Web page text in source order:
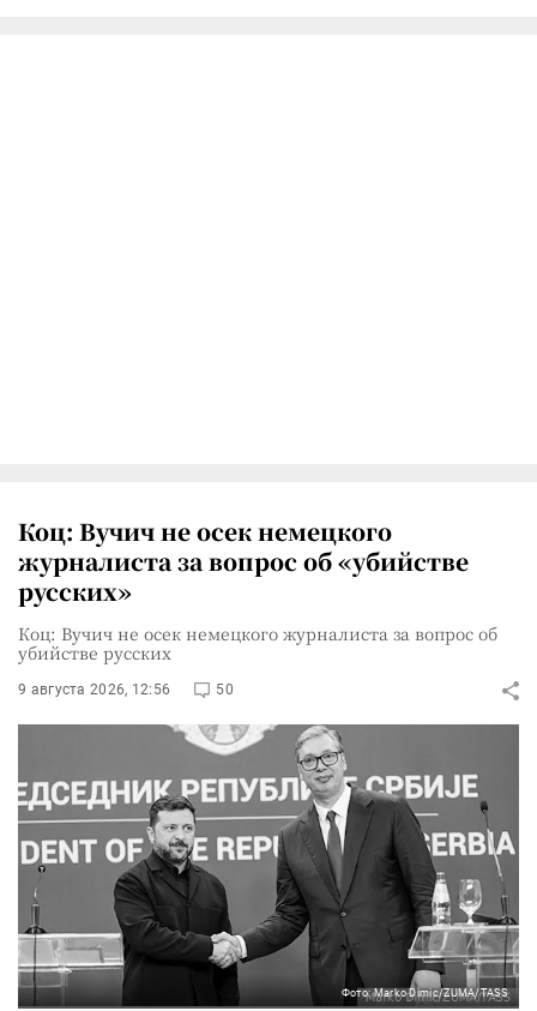
Коц: Вучич не осек немецкого
журналиста за вопрос об «убийстве
русских»
Коц: Вучич не осек немецкого журналиста за вопрос об
убийстве русских
9 августа 2026, 12:56 50
Фото: Marko Dimic/ZUMA/TASS